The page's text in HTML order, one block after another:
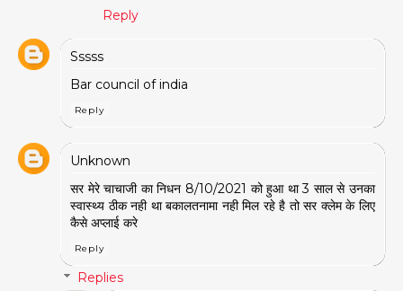
Reply
Sssss
Bar council of india
Reply
Unknown
सर मेरे चाचाजी का निधन 8/10/2021 को हुआ था 3 साल से उनका
स्वास्थ्य ठीक नही था बकालतनामा नही मिल रहे है तो सर क्लेम के लिए
कैसे अप्लाई करे
Reply
Replies